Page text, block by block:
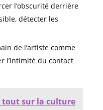
l’obscurité derrière
détecter les
de l’artiste comme
l’intimité du contact
tout sur la culture